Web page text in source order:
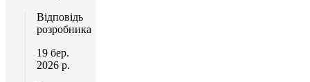
Відповідь
розробника
19 бер.
2026 р.